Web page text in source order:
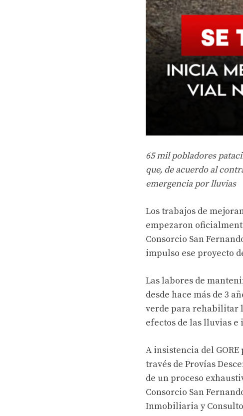
65 mil pobladores
que, de acuerdo al
emergencia por lluvias
Los trabajos de
empezaron
Consorcio San
impulso ese proyecto
Las labores de
desde hace más de 3
verde para rehabilitar
efectos de las lluvias
A insistencia del
través de Provías
de un proceso
Consorcio San
Inmobiliaria y